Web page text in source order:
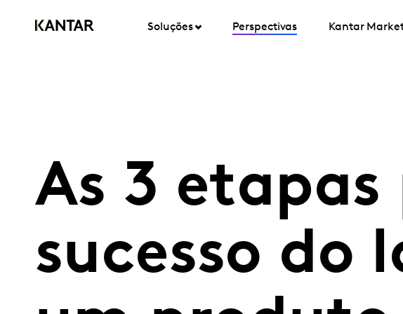
Soluções Perspectivas Kantar
As 3 etapas
sucesso do